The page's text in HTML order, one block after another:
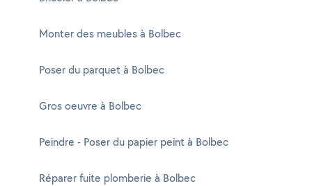
Monter des meubles à Bolbec
Poser du parquet à Bolbec
Gros oeuvre à Bolbec
Peindre - Poser du papier peint à Bolbec
Réparer fuite plomberie à Bolbec